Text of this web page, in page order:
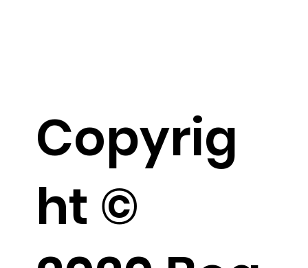
Copyrig
ht ©